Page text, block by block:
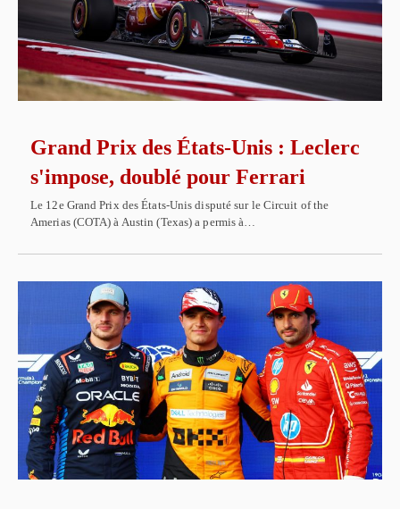
Grand Prix des États-Unis : Leclerc
s'impose, doublé pour Ferrari
Le 12e Grand Prix des États-Unis disputé sur le Circuit of the
Amerias (COTA) à Austin (Texas) a permis à…